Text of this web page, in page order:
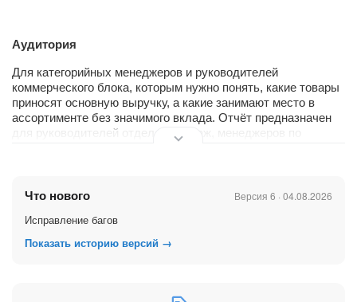
Аудитория
Для категорийных менеджеров и руководителей
коммерческого блока, которым нужно понять, какие товары
приносят основную выручку, а какие занимают место в
ассортименте без значимого вклада. Отчёт предназначен
для руководителей отделов продаж, менеджеров по
продвижения.
Ключевые метрики
Что нового Версия 6 · 04.08.2026
Исправление багов
Показать историю версий →